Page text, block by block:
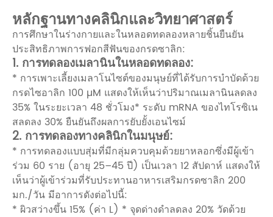
หลักฐานทางคลินิกและวิทยาศาสตร์
การศึกษาในร่างกายและในหลอดทดลองหลายชิ้นยืนยัน
ประสิทธิภาพการฟอกสีฟันของกรดซาลิก:
1. การทดลองเมลานินในหลอดทดลอง:
* การเพาะเลี้ยงเมลาโนไซต์ของมนุษย์ที่ได้รับการบำบัดด้วย
กรดไซอาลิก 100 µM แสดงให้เห็นว่าปริมาณเมลานินลดลง
35% ในระยะเวลา 48 ชั่วโมง* ระดับ mRNA ของไทโรซิเน
สลดลง 30% ยืนยันถึงผลการยับยั้งเอนไซม์
2. การทดลองทางคลินิกในมนุษย์:
* การทดลองแบบสุ่มที่มีกลุ่มควบคุมด้วยยาหลอกซึ่งมีผู้เข้า
ร่วม 60 ราย (อายุ 25–45 ปี) เป็นเวลา 12 สัปดาห์ แสดงให้
เห็นว่าผู้เข้าร่วมที่รับประทานอาหารเสริมกรดซาลิก 200
มก./วัน มีอาการดังต่อไปนี้:
* ผิวสว่างขึ้น 15% (ค่า L) * จุดด่างดำลดลง 20% วัดด้วย